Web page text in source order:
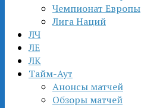
Чемпионат Европы
Лига Наций
ЛЧ
ЛЕ
ЛК
Тайм-Аут
Анонсы матчей
Обзоры матчей